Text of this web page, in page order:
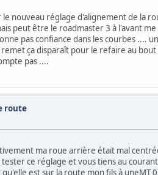
nouveau réglage d'alignement de la
peut être le roadmaster 3 à l'avant
pas confiance dans les courbes ....
remet ça disparaît pour le refaire au
pas ....
route
ma roue arrière était mal
tester ce réglage et vous tiens au
est sur la route mon fils à